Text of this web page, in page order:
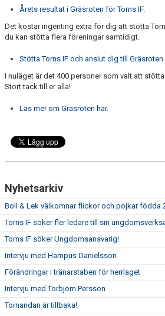
Årets resultat i Gräsroten för Torns IF.
Det kostar ingenting extra för dig att stötta
du kan stötta flera föreningar samtidigt.
Stötta Torns IF och anslut dig till Gräsroten
I nuläget är det 400 personer som valt att stötta
Stort tack till er alla!
Läs mer om Gräsroten här.
Nyhetsarkiv
Boll & Lek välkomnar flickor och pojkar födda
Torns IF söker fler ledare till sin
Torns IF söker Ungdomsansvarig!
Intervju med Hampus Danielsson
Förändringar i tränarstaben för herrlaget
Intervju med Torbjörn Persson
Tornandan är tillbaka!